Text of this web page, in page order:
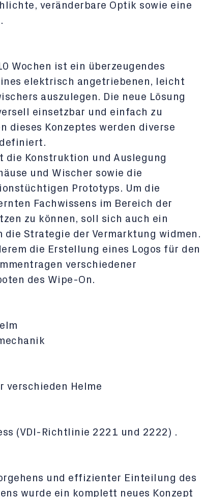
veränderbare Optik sowie eine
Wochen ist ein überzeugendes
elektrisch angetriebenen, leicht
auszulegen. Die neue Lösung
einsetzbar und einfach zu
dieses Konzeptes werden diverse
die Konstruktion und Auslegung
und Wischer sowie die
Prototyps. Um die
Fachwissens im Bereich der
zu können, soll sich auch ein
die Strategie der Vermarktung widmen.
die Erstellung eines Logos für den
verschiedener
des Wipe-On.
verschieden Helme
(VDI-Richtlinie 2221 und 2222) .
und effizienter Einteilung des
wurde ein komplett neues Konzept